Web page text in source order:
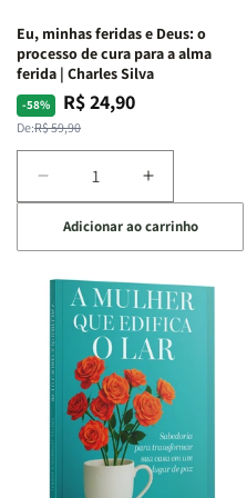
Eu, minhas feridas e Deus: o
processo de cura para a alma
ferida | Charles Silva
-58%
Preço
normal
De:R$ 59,90
Preço
promocional
R$ 24,90
Diminuir
a
quantidade
de
Eu,
minhas
feridas
e
Deus:
o
processo
de
cura
para
Aumentar
a
quantidade
de
Eu,
minhas
feridas
e
Deus:
o
processo
de
cura
para
Adicionar ao carrinho